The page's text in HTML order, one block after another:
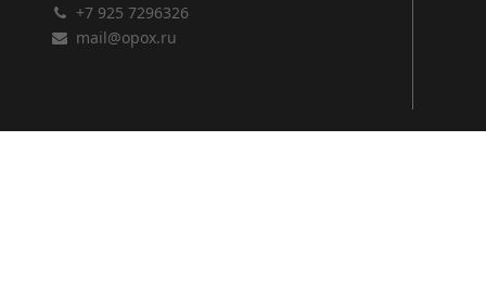
+7 925 7296326
mail@opox.ru